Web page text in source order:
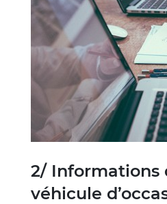
2/ Informations
véhicule